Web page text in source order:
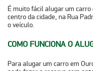
É muito fácil alugar um carro
centro da cidade, na Rua
o veículo.
COMO FUNCIONA O
Para alugar um carro em